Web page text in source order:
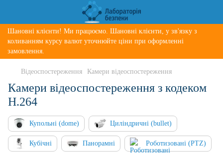
Шановні клієнти! Ми працюємо. Шановні клієнти, у зв'язку з
коливанням курсу валют уточнюйте ціни при оформленні
замовлення.
Відеоспостереження Камери відеоспостереження
Камери відеоспостереження з кодеком
H.264
Купольні (dome) Циліндричні (bullet)
Кубічні Панорамні Роботизовані (PTZ)